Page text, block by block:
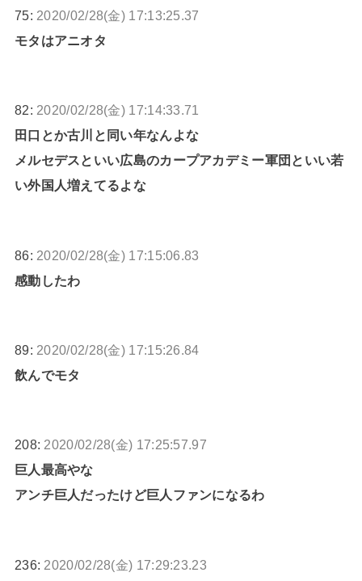
75: 2020/02/28(金) 17:13:25.37
モタはアニオタ
82: 2020/02/28(金) 17:14:33.71
田口とか古川と同い年なんよな
メルセデスといい広島のカープアカデミー軍団といい若
い外国人増えてるよな
86: 2020/02/28(金) 17:15:06.83
感動したわ
89: 2020/02/28(金) 17:15:26.84
飲んでモタ
208: 2020/02/28(金) 17:25:57.97
巨人最高やな
アンチ巨人だったけど巨人ファンになるわ
236: 2020/02/28(金) 17:29:23.23